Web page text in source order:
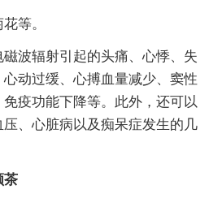
等。
波辐射引起的头痛、心悸、失
动过缓、心搏血量减少、窦性
疫功能下降等。此外，还可以
、心脏病以及痴呆症发生的几